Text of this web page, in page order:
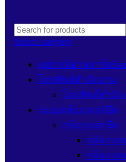
Select category
อุปกรณ์อ่านการ์ด
โทรศัพท์สำนักงาน
โทรศัพท์สำนัก
ระบบกล้องวงจรปิด
กล้องวงจรปิด
กล้องวง
กล้องวง